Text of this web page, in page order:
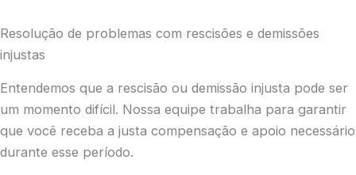
Resolução de problemas com rescisões e demissões
injustas
Entendemos que a rescisão ou demissão injusta pode ser
um momento difícil. Nossa equipe trabalha para garantir
que você receba a justa compensação e apoio necessário
durante esse período.